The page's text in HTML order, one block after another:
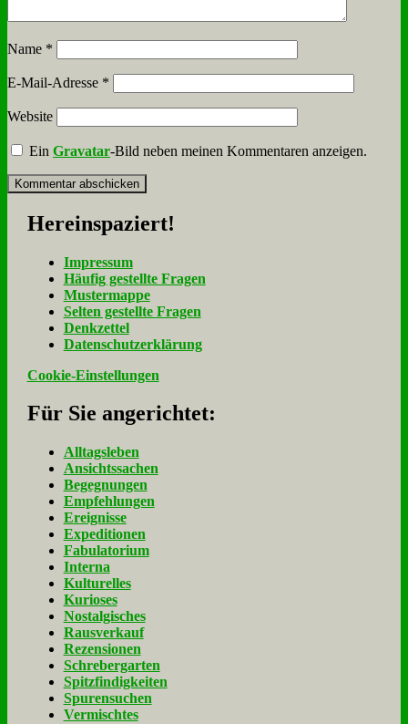
Name *
E-Mail-Adresse *
Website
EinGravatar-Bild neben meinen Kommentaren anzeigen.
Her­ein­spa­ziert!
Im­pres­sum
Häu­fig ge­stell­te Fra­gen
Mu­ster­map­pe
Sel­ten ge­stell­te Fra­gen
Denk­zet­tel
Da­ten­schutz­er­klä­rung
Cookie-Einstellungen
Für Sie an­ge­rich­tet:
Alltagsleben
Ansichtssachen
Begegnungen
Empfehlungen
Ereignisse
Expeditionen
Fabulatorium
Interna
Kulturelles
Kurioses
Nostalgisches
Rausverkauf
Rezensionen
Schrebergarten
Spitzfindigkeiten
Spurensuchen
Vermischtes